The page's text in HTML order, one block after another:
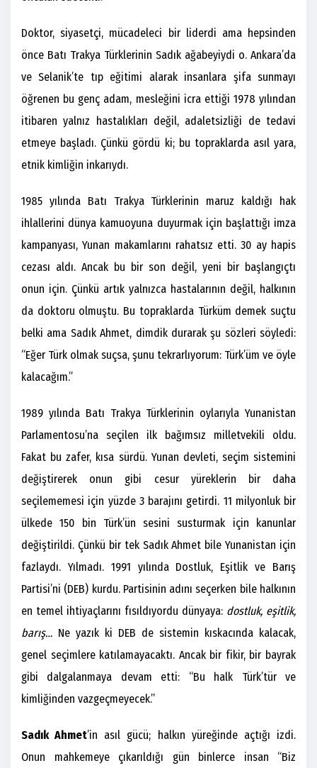
Doktor, siyasetçi, mücadeleci bir liderdi ama hepsinden
önce Batı Trakya Türklerinin Sadık ağabeyiydi o. Ankara’da
ve Selanik’te tıp eğitimi alarak insanlara şifa sunmayı
öğrenen bu genç adam, mesleğini icra ettiği 1978 yılından
itibaren yalnız hastalıkları değil, adaletsizliği de tedavi
etmeye başladı. Çünkü gördü ki; bu topraklarda asıl yara,
etnik kimliğin inkarıydı.
1985 yılında Batı Trakya Türklerinin maruz kaldığı hak
ihlallerini dünya kamuoyuna duyurmak için başlattığı imza
kampanyası, Yunan makamlarını rahatsız etti. 30 ay hapis
cezası aldı. Ancak bu bir son değil, yeni bir başlangıçtı
onun için. Çünkü artık yalnızca hastalarının değil, halkının
da doktoru olmuştu. Bu topraklarda Türküm demek suçtu
belki ama Sadık Ahmet, dimdik durarak şu sözleri söyledi:
“Eğer Türk olmak suçsa, şunu tekrarlıyorum: Türk’üm ve öyle
kalacağım.”
1989 yılında Batı Trakya Türklerinin oylarıyla Yunanistan
Parlamentosu’na seçilen ilk bağımsız milletvekili oldu.
Fakat bu zafer, kısa sürdü. Yunan devleti, seçim sistemini
değiştirerek onun gibi cesur yüreklerin bir daha
seçilememesi için yüzde 3 barajını getirdi. 11 milyonluk bir
ülkede 150 bin Türk’ün sesini susturmak için kanunlar
değiştirildi. Çünkü bir tek Sadık Ahmet bile Yunanistan için
fazlaydı. Yılmadı. 1991 yılında Dostluk, Eşitlik ve Barış
Partisi’ni (DEB) kurdu. Partisinin adını seçerken bile halkının
en temel ihtiyaçlarını fısıldıyordu dünyaya: dostluk, eşitlik,
barış… Ne yazık ki DEB de sistemin kıskacında kalacak,
genel seçimlere katılamayacaktı. Ancak bir fikir, bir bayrak
gibi dalgalanmaya devam etti: “Bu halk Türk’tür ve
kimliğinden vazgeçmeyecek.”
Sadık Ahmet’in asıl gücü; halkın yüreğinde açtığı izdi.
Onun mahkemeye çıkarıldığı gün binlerce insan “Biz